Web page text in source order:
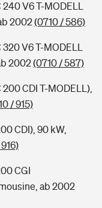
V6 T-MODELL
2002(0710 / 586)
V6 T-MODELL
2002(0710 / 587)
CDI T-MODELL),
/ 915)
CDI), 90 kW,
CGI
ab 2002